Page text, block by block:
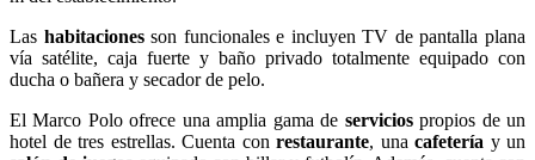
Las habitacionesson funcionales e incluyen TV de pantalla plana
vía satélite, caja fuerte y baño privado totalmente equipado con
ducha o bañera y secador de pelo.
El Marco Polo ofrece una amplia gama de serviciospropios de un
hotel de tres estrellas. Cuenta con restaurante, una cafetería y un